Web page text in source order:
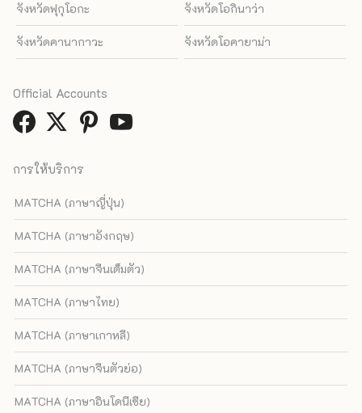
จังหวัดฟุกุโอกะ จังหวัดโอกินาว่า
จังหวัดคานากาวะ จังหวัดโอคายาม่า
การให้บริการ
MATCHA (ภาษาญี่ปุ่น)
MATCHA (ภาษาอังกฤษ)
MATCHA (ภาษาจีนเต็มตัว)
MATCHA (ภาษาไทย)
MATCHA (ภาษาเกาหลี)
MATCHA (ภาษาจีนตัวย่อ)
MATCHA (ภาษาอินโดนีเซีย)
Official Accounts